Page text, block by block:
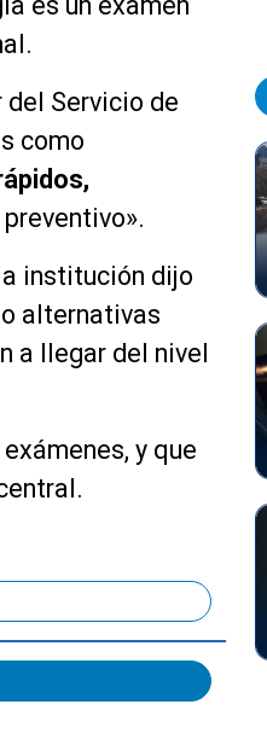
Servicio de
como
,
institución dijo
alternativas
a llegar del nivel
y que